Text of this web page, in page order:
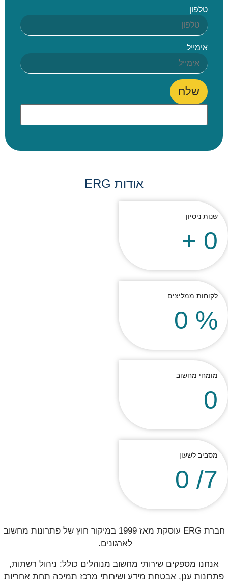
טלפון
אימייל
שלח
אודות ERG
שנות ניסיון
0
+
לקוחות ממליצים
%
0
מומחי מחשוב
0
מסביב לשעון
7/
0
חברת ERG עוסקת מאז 1999 במיקור חוץ של פתרונות מחשוב
לארגונים.
אנחנו מספקים שירותי מחשוב מנוהלים כולל: ניהול רשתות,
פתרונות ענן, אבטחת מידע ושירותי מרכז תמיכה תחת אחריות